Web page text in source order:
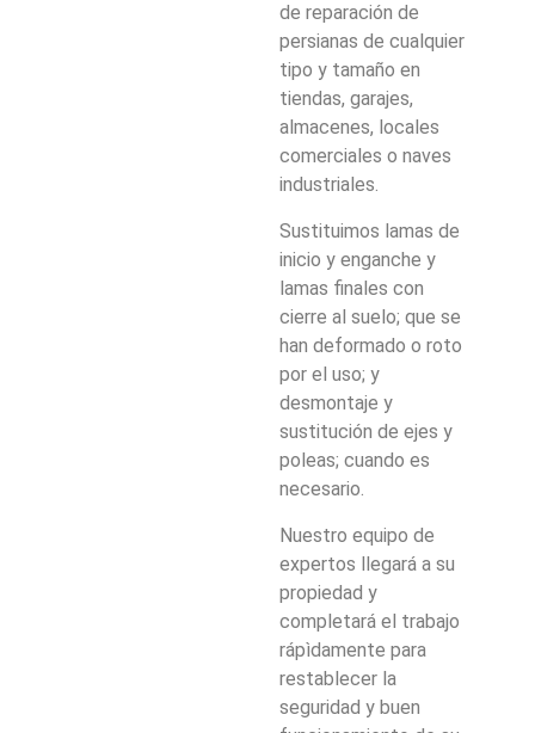
de reparación de
persianas de cualquier
tipo y tamaño en
tiendas, garajes,
almacenes, locales
comerciales o naves
industriales.
Sustituimos lamas de
inicio y enganche y
lamas finales con
cierre al suelo; que se
han deformado o roto
por el uso; y
desmontaje y
sustitución de ejes y
poleas; cuando es
necesario.
Nuestro equipo de
expertos llegará a su
propiedad y
completará el trabajo
rápìdamente para
restablecer la
seguridad y buen